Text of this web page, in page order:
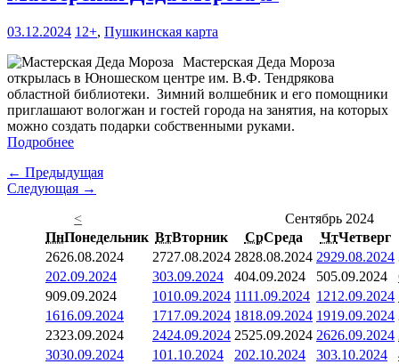
03.12.2024 12+, Пушкинская карта
Мастерская Деда Мороза
открылась в Юношеском центре им. В.Ф. Тендрякова
областной библиотеки. Зимний волшебник и его помощники
приглашают вологжан и гостей города на занятия, на которых
можно создать подарки собственными руками.
Подробнее
← Предыдущая
Следующая →
<
Сентябрь 2024
ПнПонедельник ВтВторник СрСреда ЧтЧетверг
2626.08.2024 2727.08.2024 2828.08.2024 2929.08.2024
202.09.2024 303.09.2024 404.09.2024 505.09.2024
909.09.2024 1010.09.2024 1111.09.2024 1212.09.2024
1616.09.2024 1717.09.2024 1818.09.2024 1919.09.2024
2323.09.2024 2424.09.2024 2525.09.2024 2626.09.2024
3030.09.2024 101.10.2024 202.10.2024 303.10.2024